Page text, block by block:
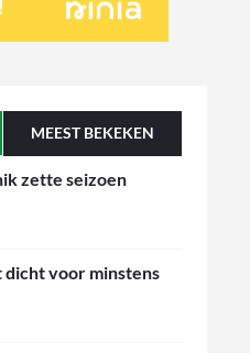
MEEST BEKEKEN
zette seizoen
voor minstens